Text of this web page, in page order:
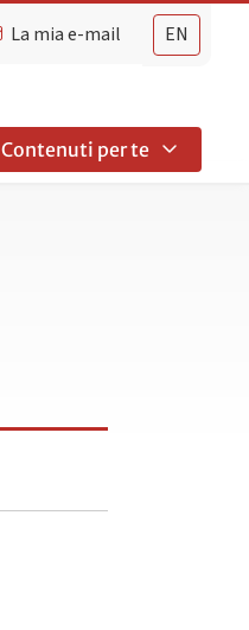
EN
La mia e-mail
Contenuti per te